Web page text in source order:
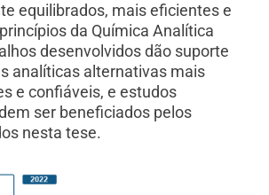
equilibrados, mais eficientes e
da Química Analítica
desenvolvidos dão suporte
analíticas alternativas mais
e confiáveis, e estudos
ser beneficiados pelos
nesta tese.